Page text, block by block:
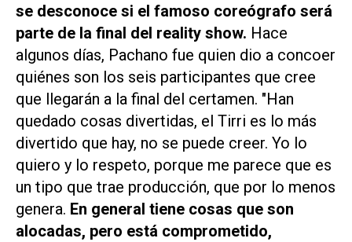
se desconoce si el famoso coreógrafo será
parte de la final del reality show. Hace
algunos días, Pachano fue quien dio a concoer
quiénes son los seis participantes que cree
que llegarán a la final del certamen. "Han
quedado cosas divertidas, el Tirri es lo más
divertido que hay, no se puede creer. Yo lo
quiero y lo respeto, porque me parece que es
un tipo que trae producción, que por lo menos
genera. En general tiene cosas que son
alocadas, pero está comprometido,